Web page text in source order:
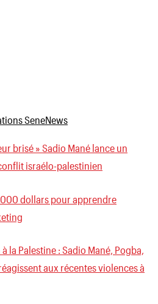
brisé » Sadio Mané lance un
israélo-palestinien
dollars pour apprendre
la Palestine : Sadio Mané, Pogba,
aux récentes violences à